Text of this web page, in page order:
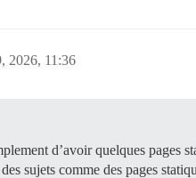
2026, 11:36
d’avoir quelques pages
sujets comme des pages